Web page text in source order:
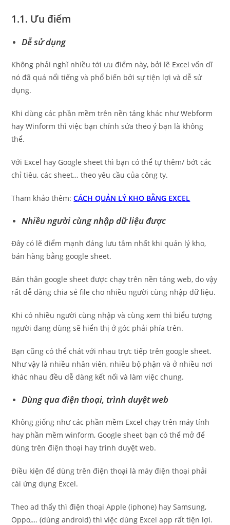
1.1. Ưu điểm
Dễ sử dụng
Không phải nghĩ nhiều tới ưu điểm này, bởi lẽ Excel vốn dĩ
nó đã quá nổi tiếng và phổ biến bởi sự tiện lợi và dễ sử
dụng.
Khi dùng các phần mềm trên nền tảng khác như Webform
hay Winform thì việc bạn chỉnh sửa theo ý bạn là không
thể.
Với Excel hay Google sheet thì bạn có thể tự thêm/ bớt các
chỉ tiêu, các sheet… theo yêu cầu của công ty.
Tham khảo thêm:CÁCH QUẢN LÝ KHO BẰNG EXCEL
Nhiều người cùng nhập dữ liệu được
Đây có lẽ điểm mạnh đáng lưu tâm nhất khi quản lý kho,
bán hàng bằng google sheet.
Bản thân google sheet được chạy trên nền tảng web, do vậy
rất dễ dàng chia sẻ file cho nhiều người cùng nhập dữ liệu.
Khi có nhiều người cùng nhập và cùng xem thì biểu tượng
người đang dùng sẽ hiển thị ở góc phải phía trên.
Bạn cũng có thể chát với nhau trực tiếp trên google sheet.
Như vậy là nhiều nhân viên, nhiều bộ phận và ở nhiều nơi
khác nhau đều dễ dàng kết nối và làm việc chung.
Dùng qua điện thoại, trình duyệt web
Không giống như các phần mềm Excel chạy trên máy tính
hay phần mềm winform, Google sheet bạn có thể mở để
dùng trên điện thoại hay trình duyệt web.
Điều kiện để dùng trên điện thoại là máy điện thoại phải
cài ứng dụng Excel.
Theo ad thấy thì điện thoại Apple (iphone) hay Samsung,
Oppo,… (dùng android) thì việc dùng Excel app rất tiện lợi.